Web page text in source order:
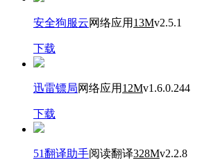
安全狗服云网络应用 13Mv2.5.1
下载
迅雷镖局网络应用 12Mv1.6.0.244
下载
51翻译助手阅读翻译328Mv2.2.8